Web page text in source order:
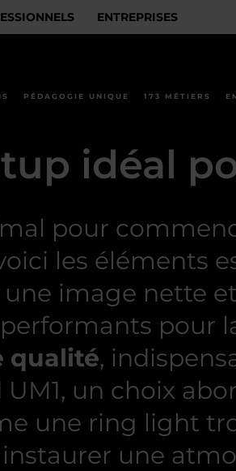
ENTREPRISES
PÉDAGOGIE UNIQUE 173 MÉTIERS
idéal
pour
les éléments
image nette
pour
qualité,
un choix
une ring light
une